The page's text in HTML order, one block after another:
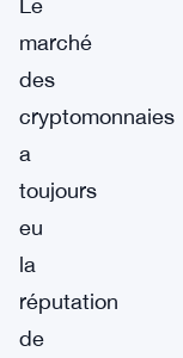
Le
marché
des
cryptomonnaies
a
toujours
eu
la
réputation
de